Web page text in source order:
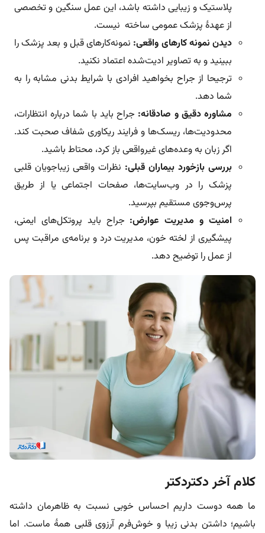
پلاستیک و زیبایی داشته باشد، این عمل سنگین و تخصصی
از عهدۀ پزشک عمومی ساخته نیست.
دیدن نمونه کارهای واقعی: نمونه‌کارهای قبل و بعد پزشک را
ببینید و به تصاویر ادیت‌شده اعتماد نکنید.
ترجیحا از جراح بخواهید افرادی با شرایط بدنی مشابه را به
شما دهد.
مشاوره دقیق و صادقانه: جراح باید با شما درباره‌ انتظارات،
محدودیت‌ها، ریسک‌ها و فرایند ریکاوری شفاف صحبت کند.
اگر زبان به وعده‌های غیرواقعی باز کرد، محتاط باشید.
بررسی بازخورد بیماران قبلی: نظرات واقعی زیباجویان قلبی
پزشک را در وب‌سایت‌ها، صفحات اجتماعی یا از طریق
پرس‌وجوی مستقیم بپرسید.
امنیت و مدیریت عوارض: جراح باید پروتکل‌های ایمنی،
پیشگیری از لخته خون، مدیریت درد و برنامه‌ی مراقبت پس
از عمل را توضیح دهد.
کلام آخر دکتردکتر
ما همه دوست داریم احساس خوبی نسبت به ظاهرمان داشته
باشیم؛ داشتن بدنی زیبا و خوش‌فرم آرزوی قلبی همۀ ماست. اما